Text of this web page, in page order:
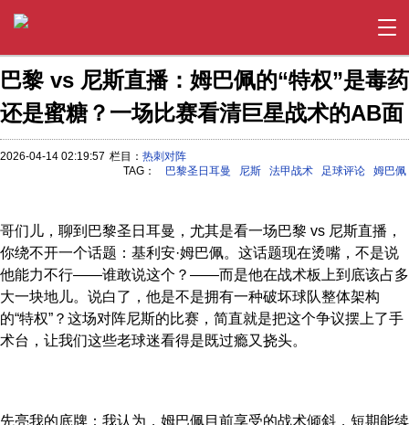
巴黎 vs 尼斯直播：姆巴佩的“特权”是毒药
还是蜜糖？一场比赛看清巨星战术的AB面
2026-04-14 02:19:57 栏目： 热刺对阵
TAG：
巴黎圣日耳曼 尼斯 法甲战术 足球评论 姆巴佩
哥们儿，聊到巴黎圣日耳曼，尤其是看一场巴黎 vs 尼斯直播，
你绕不开一个话题：基利安·姆巴佩。这话题现在烫嘴，不是说
他能力不行——谁敢说这个？——而是他在战术板上到底该占多
大一块地儿。说白了，他是不是拥有一种破坏球队整体架构
的“特权”？这场对阵尼斯的比赛，简直就是把这个争议摆上了手
术台，让我们这些老球迷看得是既过瘾又挠头。
先亮我的底牌：我认为，姆巴佩目前享受的战术倾斜，短期能续